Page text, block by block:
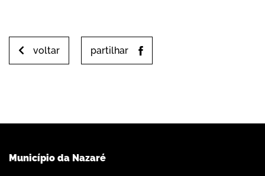
voltar partilhar
Município da Nazaré